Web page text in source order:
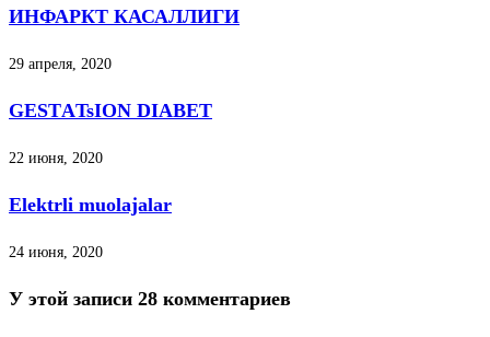
ИНФАРКТ КАСАЛЛИГИ
29 апреля, 2020
GESTАTsION DIАBET
22 июня, 2020
Elektrli muolajalar
24 июня, 2020
У этой записи 28 комментариев